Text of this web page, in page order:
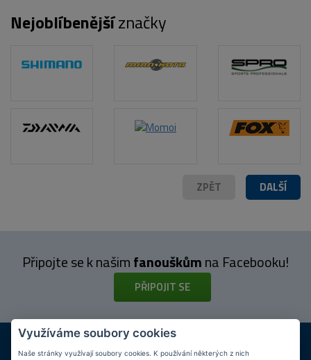
POPIS PRODUKTU
Nejoblíbenějšíznačky
DALŠÍ
ZPĚT
Připojte se k našimfanouškůmna Facebooku!
PŘIPOJIT SE
DOPRAVA ZDARMA
Při nákupu nad 2 000 Kč
KAMENNÉ PRODEJNY
Jsme na trhu více než 10 let
Využíváme soubory cookies
Naše stránky využívají soubory cookies. K používání některých z nich